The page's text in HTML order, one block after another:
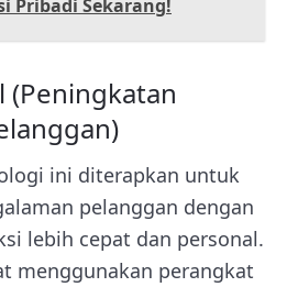
Pribadi Sekarang!
(Peningkatan
ini diterapkan untuk
pelanggan dengan
lebih cepat dan personal.
menggunakan perangkat